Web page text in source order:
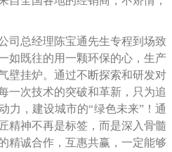
司总经理陈宝通先生专程到场致
如既往的用一颗环保的心，生产
壁挂炉。通过不断探索和研发对
一次技术的突破和革新，只为追
力，建设城市的“绿色未来”！通
精神不再是标签，而是深入骨髓
精诚合作，互惠共赢，一定能够